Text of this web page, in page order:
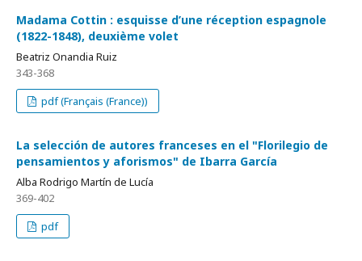
Madama Cottin : esquisse d’une réception espagnole
(1822-1848), deuxième volet
Beatriz Onandia Ruiz
343-368
pdf (Français (France))
La selección de autores franceses en el "Florilegio de
pensamientos y aforismos" de Ibarra García
Alba Rodrigo Martín de Lucía
369-402
pdf